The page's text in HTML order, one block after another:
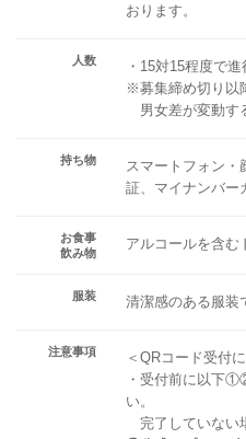
おります。
人数
・15対15程度で
※募集締め切り以
男女差が変動す
持ち物
スマートフォン・
証、マイナンバー
お食事
飲み物
アルコールを含む
服装 清潔感のある服装
注意事項
＜QRコード受付
・受付前に以下
い。
完了していない